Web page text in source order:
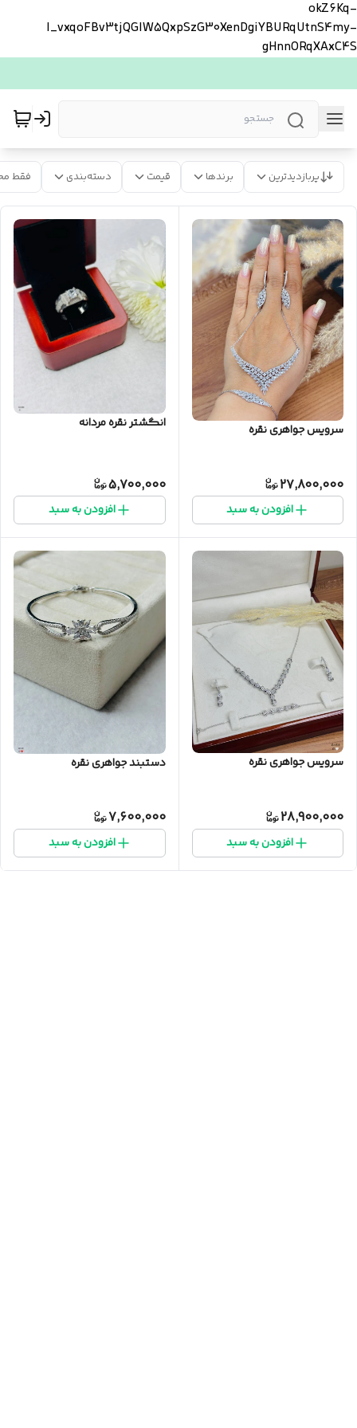
okZ6Kq-
l_vxqoFBv3tjQGlW5QxpSzG30XenDgiYBURqUtnS4my-
gHnnORqXAxC4S
پربازدیدترین برندها قیمت دسته‌بندی فقط
سرویس جواهری نقره
27,800,000
افزودن به سبد
انگشتر نقره مردانه
5,700,000
افزودن به سبد
سرویس جواهری نقره
28,900,000
افزودن به سبد
دستبند جواهری نقره
7,600,000
افزودن به سبد